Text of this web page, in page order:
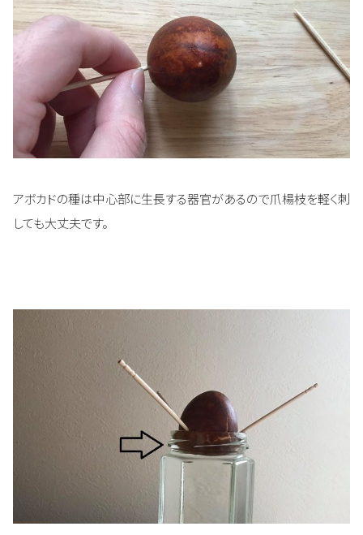
アボカドの種は中心部に生長する器官があるので爪楊枝を軽く刺
しても大丈夫です。